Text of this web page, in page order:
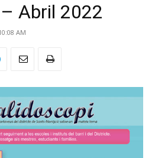
Abril 2022
AM